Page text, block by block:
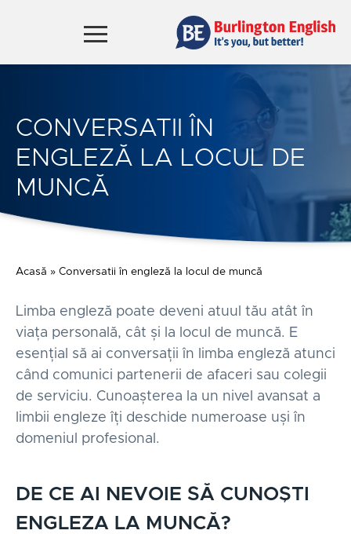
CONVERSATII ÎN
ENGLEZĂ LA LOCUL DE
MUNCĂ
Acasă » Conversatii în engleză la locul de muncă
Limba engleză poate deveni atuul tău atât în
viața personală, cât și la locul de muncă. E
esențial să ai conversații în limba engleză atunci
când comunici partenerii de afaceri sau colegii
de serviciu. Cunoașterea la un nivel avansat a
limbii engleze îți deschide numeroase uși în
domeniul profesional.
DE CE AI NEVOIE SĂ CUNOȘTI
ENGLEZA LA MUNCĂ?